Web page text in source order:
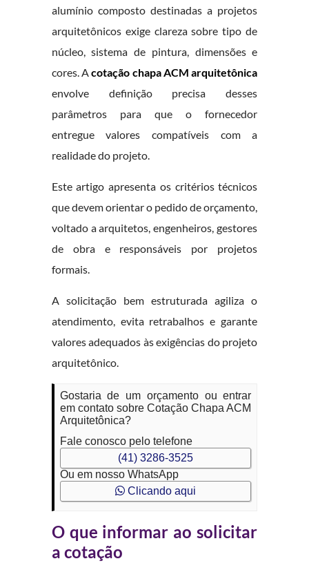
alumínio composto destinadas a projetos
arquitetônicos exige clareza sobre tipo de
núcleo, sistema de pintura, dimensões e
cores. Acotação chapa ACM arquitetônica
envolve definição precisa desses
parâmetros para que o fornecedor
entregue valores compatíveis com a
realidade do projeto.
Este artigo apresenta os critérios técnicos
que devem orientar o pedido de orçamento,
voltado a arquitetos, engenheiros, gestores
de obra e responsáveis por projetos
formais.
A solicitação bem estruturada agiliza o
atendimento, evita retrabalhos e garante
valores adequados às exigências do projeto
arquitetônico.
Gostaria de um orçamento ou entrar
em contato sobre Cotação Chapa ACM
Arquitetônica?
Fale conosco pelo telefone
(41) 3286-3525
Ou em nosso WhatsApp
Clicando aqui
O que informar ao solicitar
a cotação